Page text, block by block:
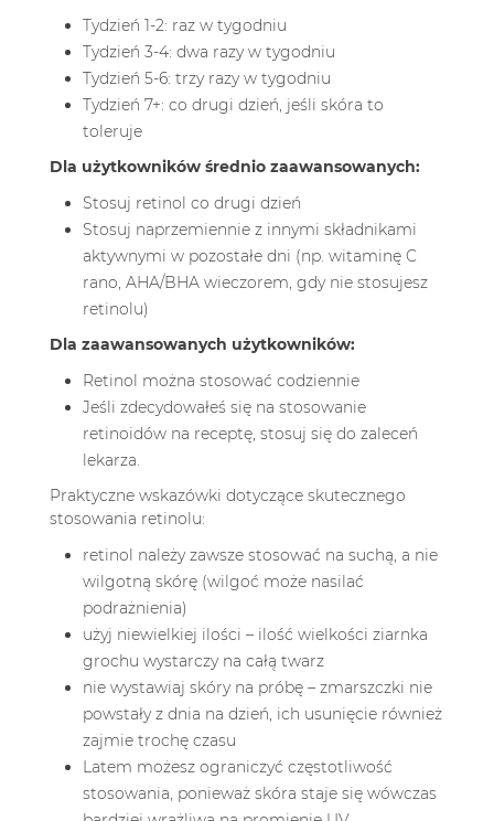
Tydzień 1-2: raz w tygodniu
Tydzień 3-4: dwa razy w tygodniu
Tydzień 5-6: trzy razy w tygodniu
Tydzień 7+: co drugi dzień, jeśli skóra to
toleruje
Dla użytkowników średnio zaawansowanych:
Stosuj retinol co drugi dzień
Stosuj naprzemiennie z innymi składnikami
aktywnymi w pozostałe dni (np. witaminę C
rano, AHA/BHA wieczorem, gdy nie stosujesz
retinolu)
Dla zaawansowanych użytkowników:
Retinol można stosować codziennie
Jeśli zdecydowałeś się na stosowanie
retinoidów na receptę, stosuj się do zaleceń
lekarza.
Praktyczne wskazówki dotyczące skutecznego
stosowania retinolu:
retinol należy zawsze stosować na suchą, a nie
wilgotną skórę (wilgoć może nasilać
podrażnienia)
użyj niewielkiej ilości – ilość wielkości ziarnka
grochu wystarczy na całą twarz
nie wystawiaj skóry na próbę – zmarszczki nie
powstały z dnia na dzień, ich usunięcie również
zajmie trochę czasu
Latem możesz ograniczyć częstotliwość
stosowania, ponieważ skóra staje się wówczas